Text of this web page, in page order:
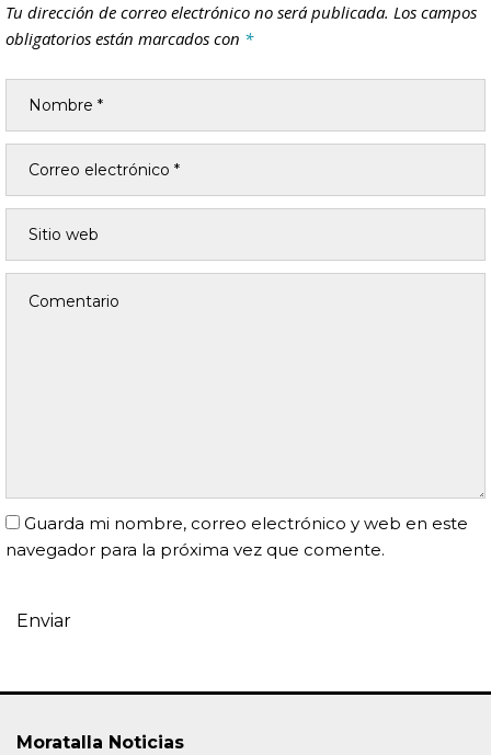
Tu dirección de correo electrónico no será publicada. Los campos
obligatorios están marcados con *
Guarda mi nombre, correo electrónico y web en este
navegador para la próxima vez que comente.
Moratalla Noticias